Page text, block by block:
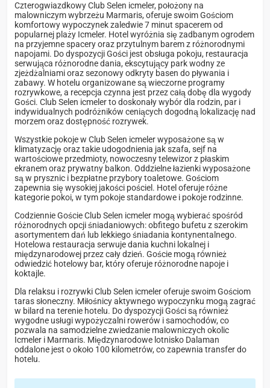
Czterogwiazdkowy Club Selen icmeler, położony na
malowniczym wybrzeżu Marmaris, oferuje swoim Gościom
komfortowy wypoczynek zaledwie 7 minut spacerem od
popularnej plaży Icmeler. Hotel wyróżnia się zadbanym ogrodem
na przyjemne spacery oraz przytulnym barem z różnorodnymi
napojami. Do dyspozycji Gości jest obsługa pokoju, restauracja
serwująca różnorodne dania, ekscytujący park wodny ze
zjeżdżalniami oraz sezonowy odkryty basen do pływania i
zabawy. W hotelu organizowane są wieczorne programy
rozrywkowe, a recepcja czynna jest przez całą dobę dla wygody
Gości. Club Selen icmeler to doskonały wybór dla rodzin, par i
indywidualnych podróżników ceniących dogodną lokalizację nad
morzem oraz dostępność rozrywek.
Wszystkie pokoje w Club Selen icmeler wyposażone są w
klimatyzację oraz takie udogodnienia jak szafa, sejf na
wartościowe przedmioty, nowoczesny telewizor z płaskim
ekranem oraz prywatny balkon. Oddzielne łazienki wyposażone
są w prysznic i bezpłatne przybory toaletowe. Gościom
zapewnia się wysokiej jakości pościel. Hotel oferuje różne
kategorie pokoi, w tym pokoje standardowe i pokoje rodzinne.
Codziennie Goście Club Selen icmeler mogą wybierać spośród
różnorodnych opcji śniadaniowych: obfitego bufetu z szerokim
asortymentem dań lub lekkiego śniadania kontynentalnego.
Hotelowa restauracja serwuje dania kuchni lokalnej i
międzynarodowej przez cały dzień. Goście mogą również
odwiedzić hotelowy bar, który oferuje różnorodne napoje i
koktajle.
Dla relaksu i rozrywki Club Selen icmeler oferuje swoim Gościom
taras słoneczny. Miłośnicy aktywnego wypoczynku mogą zagrać
w bilard na terenie hotelu. Do dyspozycji Gości są również
wygodne usługi wypożyczalni rowerów i samochodów, co
pozwala na samodzielne zwiedzanie malowniczych okolic
Icmeler i Marmaris. Międzynarodowe lotnisko Dalaman
oddalone jest o około 100 kilometrów, co zapewnia transfer do
hotelu.